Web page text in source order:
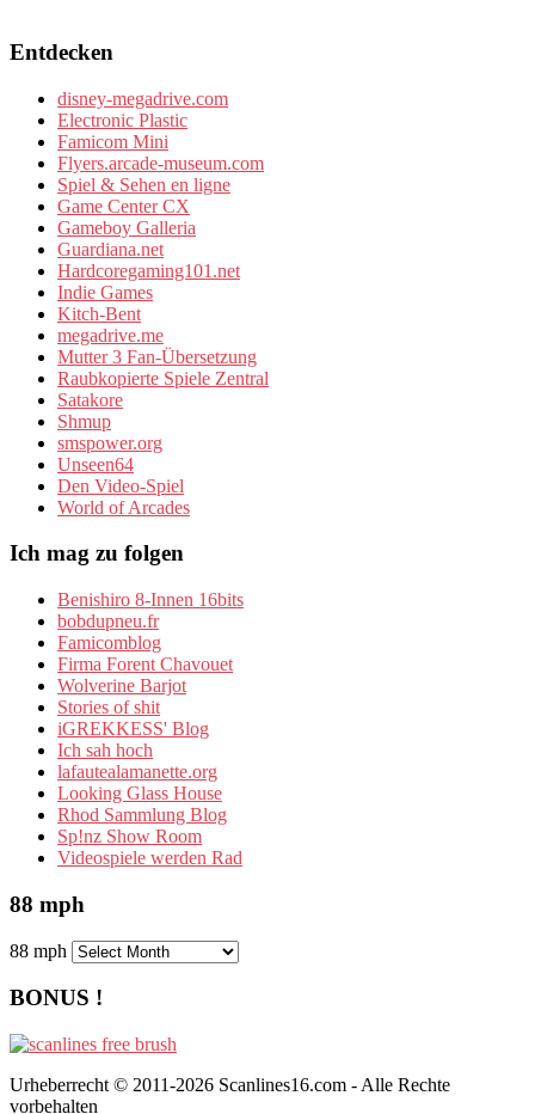
Entdecken
disney-megadrive.com
Electronic Plastic
Famicom Mini
Flyers.arcade-museum.com
Spiel & Sehen en ligne
Game Center CX
Gameboy Galleria
Guardiana.net
Hardcoregaming101.net
Indie Games
Kitch-Bent
megadrive.me
Mutter 3 Fan-Übersetzung
Raubkopierte Spiele Zentral
Satakore
Shmup
smspower.org
Unseen64
Den Video-Spiel
World of Arcades
Ich mag zu folgen
Benishiro 8-Innen 16bits
bobdupneu.fr
Famicomblog
Firma Forent Chavouet
Wolverine Barjot
Stories of shit
iGREKKESS' Blog
Ich sah hoch
lafautealamanette.org
Looking Glass House
Rhod Sammlung Blog
Sp!nz Show Room
Videospiele werden Rad
88 mph
88 mph
BONUS !
Urheberrecht © 2011-2026 Scanlines16.com - Alle Rechte
vorbehalten